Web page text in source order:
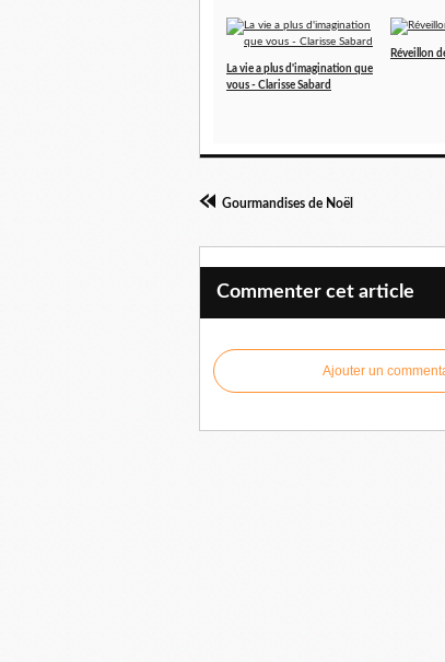
La vie a plus d'imagination que
vous - Clarisse Sabard
Réveillon
Gourmandises de Noël
Commenter cet article
Ajouter un